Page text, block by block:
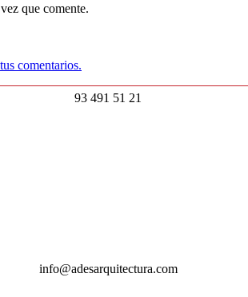
que comente.
comentarios.
93 491 51 21
info@adesarquitectura.com